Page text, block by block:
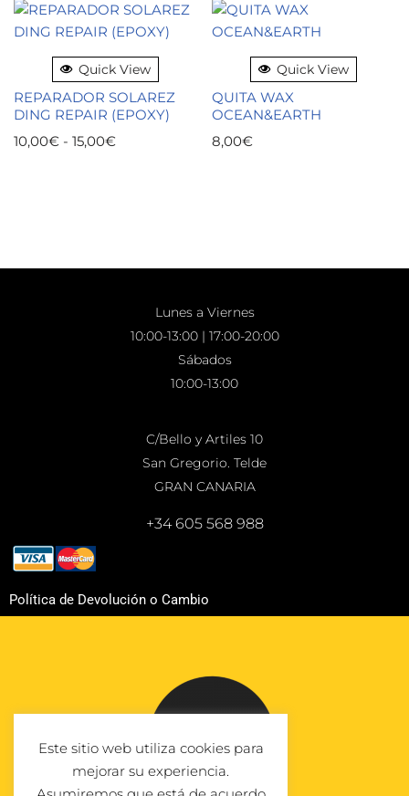
Quick View
REPARADOR SOLAREZ
DING REPAIR (EPOXY)
10,00€ - 15,00€
Quick View
QUITA WAX
OCEAN&EARTH
8,00€
Lunes a Viernes
10:00-13:00 | 17:00-20:00
Sábados
10:00-13:00
C/Bello y Artiles 10
San Gregorio. Telde
GRAN CANARIA
+34 605 568 988
Política de Devolución o Cambio
Este sitio web utiliza cookies para
mejorar su experiencia.